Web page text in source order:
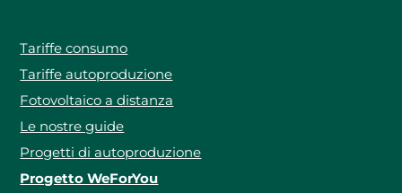
Tariffe consumo
Tariffe autoproduzione
Fotovoltaico a distanza
Le nostre guide
Progetti di autoproduzione
Progetto WeForYou